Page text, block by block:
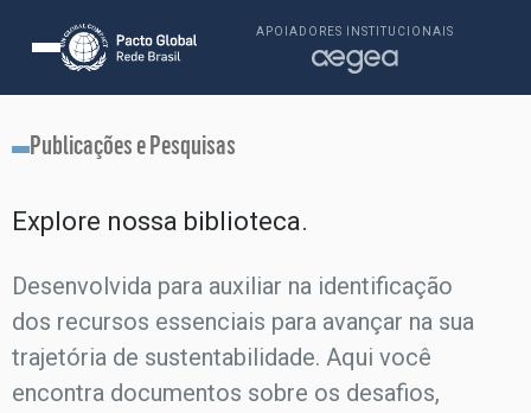
APOIADORES INSTITUCIONAIS
Publicações e Pesquisas
Explore nossa biblioteca.​
Desenvolvida para auxiliar na identificação
dos recursos essenciais para avançar na sua
trajetória de sustentabilidade. Aqui você
encontra documentos sobre os desafios,